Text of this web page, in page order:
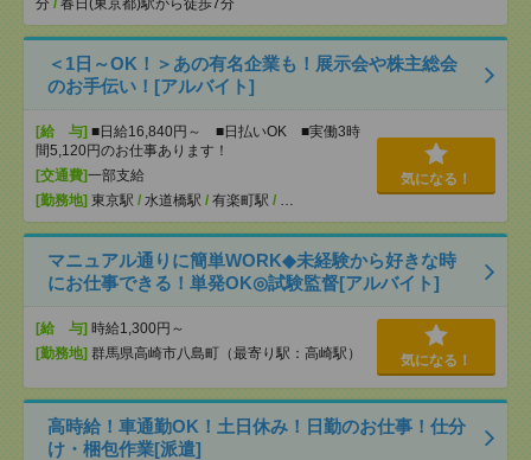
分 / 春日(東京都)駅から徒歩7分
＜1日～OK！＞あの有名企業も！展示会や株主総会
のお手伝い！[アルバイト]
[給 与] ■日給16,840円～ ■日払いOK ■実働3時
間5,120円のお仕事あります！
[交通費]一部支給
[勤務地] 東京駅 / 水道橋駅 / 有楽町駅 / …
気になる！
マニュアル通りに簡単WORK◆未経験から好きな時
にお仕事できる！単発OK◎試験監督[アルバイト]
[給 与] 時給1,300円～
[勤務地] 群馬県高崎市八島町（最寄り駅：高崎駅） 気になる！
高時給！車通勤OK！土日休み！日勤のお仕事！仕分
け・梱包作業[派遣]